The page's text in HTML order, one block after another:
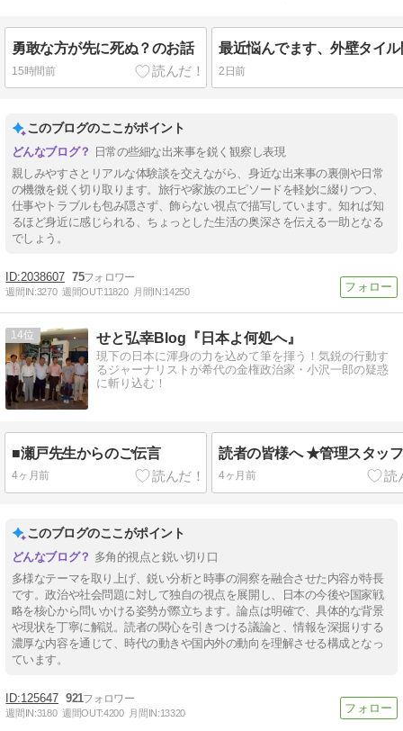
勇敢な方が先に死ぬ？のお話
15時間前
最近悩んでます、外壁タイ
2日前
このブログのここがポイント
日常の些細な出来事を鋭く観察し表現
親しみやすさとリアルな体験談を交えながら、身近な出来事の裏側や日常
の機微を鋭く切り取ります。旅行や家族のエピソードを軽妙に綴りつつ、
仕事やトラブルも包み隠さず、飾らない視点で描写しています。知れば知
るほど身近に感じられる、ちょっとした生活の奥深さを伝える一助となる
でしょう。
2038607 75
週間IN:3270 週間OUT:11820 月間IN:14250
14 せと弘幸Blog『日本よ何処へ』
現下の日本に渾身の力を込めて筆を揮う！気鋭の行動す
るジャーナリストが希代の金権政治家・小沢一郎の疑惑
に斬り込む！
■瀬戸先生からのご伝言
4ヶ月前
読者の皆様へ ★管理スタッ
4ヶ月前
このブログのここがポイント
多角的視点と鋭い切り口
多様なテーマを取り上げ、鋭い分析と時事の洞察を融合させた内容が特長
です。政治や社会問題に対して独自の視点を展開し、日本の今後や国家戦
略を核心から問いかける姿勢が際立ちます。論点は明確で、具体的な背景
や現状を丁寧に解説。読者の関心を引きつける議論と、情報を深掘りする
濃厚な内容を通じて、時代の動きや国内外の動向を理解させる構成となっ
ています。
125647 921
週間IN:3180 週間OUT:4200 月間IN:13320